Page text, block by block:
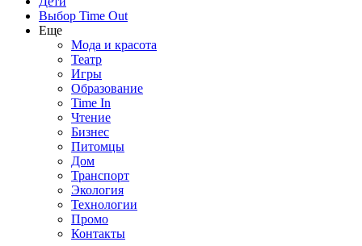
Выбор Time Out
Еще
Мода и красота
Театр
Игры
Образование
Time In
Чтение
Бизнес
Питомцы
Дом
Транспорт
Экология
Технологии
Промо
Контакты